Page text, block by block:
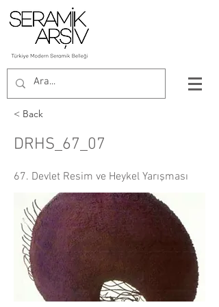
< Back
DRHS_67_07
67. Devlet Resim ve Heykel Yarışması